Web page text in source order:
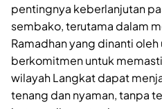
pentingnya keberlanjutan
sembako, terutama dalam
Ramadhan yang dinanti oleh
berkomitmen untuk
wilayah Langkat dapat
tenang dan nyaman, tanpa